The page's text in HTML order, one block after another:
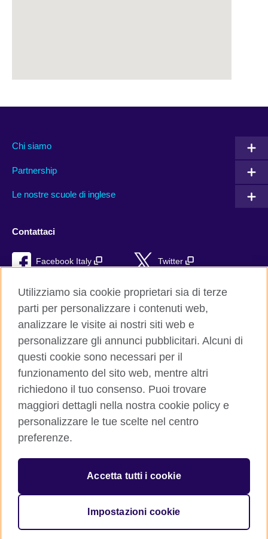
Chi siamo
Partnership
Le nostre scuole di inglese
Contattaci
Facebook Italy Twitter
YouTube TikTok
RSS
British Council global
Privacy e condizioni d'uso
Cookie
Sitemap
Aiuto
© 2026 British Council
209131 (England and Wales) SC037733 (Scotland)
Utilizziamo sia cookie proprietari sia di terze
parti per personalizzare i contenuti web,
analizzare le visite ai nostri siti web e
personalizzare gli annunci pubblicitari. Alcuni di
questi cookie sono necessari per il
funzionamento del sito web, mentre altri
richiedono il tuo consenso. Puoi trovare
maggiori dettagli nella nostra cookie policy e
personalizzare le tue scelte nel centro
preferenze.
Accetta tutti i cookie
Impostazioni cookie